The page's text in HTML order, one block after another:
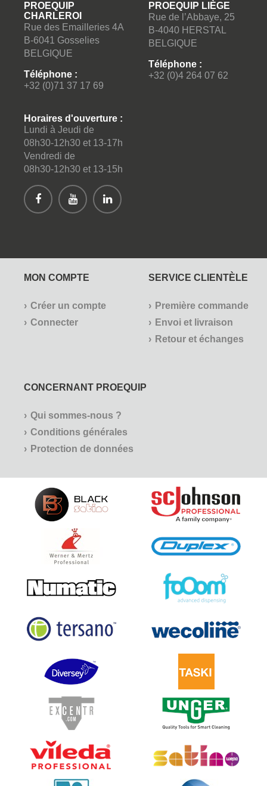
PROEQUIP
CHARLEROI
Rue des Emailleries 4A
B-6041 Gosselies
BELGIQUE
Téléphone :
+32 (0)71 37 17 69
PROEQUIP LIÈGE
Rue de l’Abbaye, 25
B-4040 HERSTAL
BELGIQUE
Téléphone :
+32 (0)4 264 07 62
Horaires d'ouverture :
Lundi à Jeudi de
08h30-12h30 et 13-17h
Vendredi de
08h30-12h30 et 13-15h
MON COMPTE
Créer un compte
Connecter
SERVICE CLIENTÈLE
Première commande
Envoi et livraison
Retour et échanges
CONCERNANT PROEQUIP
Qui sommes-nous ?
Conditions générales
Protection de données